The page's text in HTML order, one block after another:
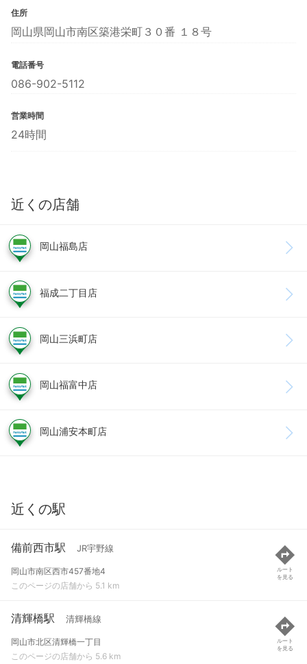
住所
岡山県岡山市南区築港栄町３０番 １８号
電話番号
086-902-5112
営業時間
24時間
近くの店舗
岡山福島店
福成二丁目店
岡山三浜町店
岡山福富中店
岡山浦安本町店
近くの駅
備前西市駅 JR宇野線
岡山市南区西市457番地4
このページの店舗から 5.1 km
ルート
を見る
清輝橋駅 清輝橋線
岡山市北区清輝橋一丁目
このページの店舗から 5.6 km
ルート
を見る